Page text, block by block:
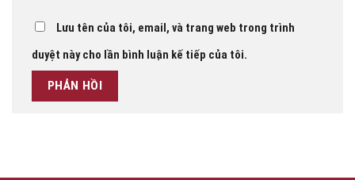
Lưu tên của tôi, email, và trang web trong trình
duyệt này cho lần bình luận kế tiếp của tôi.